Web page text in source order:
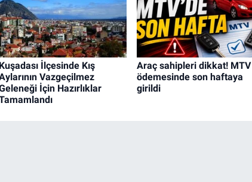
Kuşadası İlçesinde Kış
Vazgeçilmez
İçin Hazırlıklar
Araç sahipleri dikkat! MTV
ödemesinde son haftaya
girildi